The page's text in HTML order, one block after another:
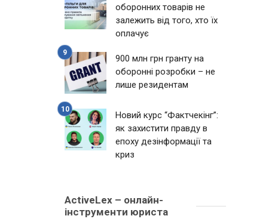
оборонних товарів не
залежить від того, хто їх
оплачує
900 млн грн гранту на
оборонні розробки – не
лише резидентам
Новий курс “Фактчекінг”:
як захистити правду в
епоху дезінформації та
криз
ActiveLex – онлайн-
інструменти юриста